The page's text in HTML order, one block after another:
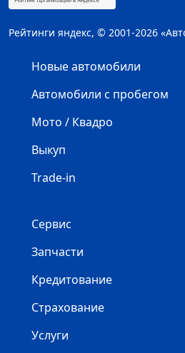
Рейтинги яндекс, © 2001-2026
Новые автомобили
Автомобили с пробегом
Мото / Квадро
Выкуп
Trade-in
Сервис
Запчасти
Кредитование
Страхование
Услуги